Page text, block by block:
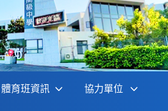
體育班資訊 協力單位